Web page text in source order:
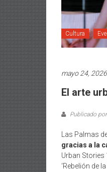
Cultura
mayo 24, 2026
El arte
Publicado
Las Palmas
gracias a la
Urban
‘Rebelión de